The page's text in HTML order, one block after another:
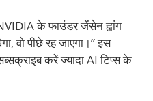
के फाउंडर जेंसेन ह्वांग
वो पीछे रह जाएगा।” इस
करें ज्यादा AI टिप्स के